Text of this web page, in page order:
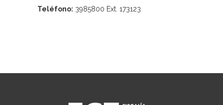
Teléfono: 3985800 Ext. 173123